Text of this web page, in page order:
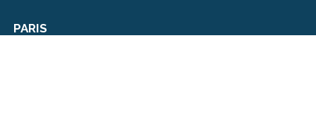
PARIS